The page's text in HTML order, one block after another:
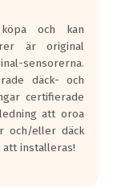
och kan
är original
sensorerna.
däck- och
certifierade
att oroa
och/eller däck
installeras!